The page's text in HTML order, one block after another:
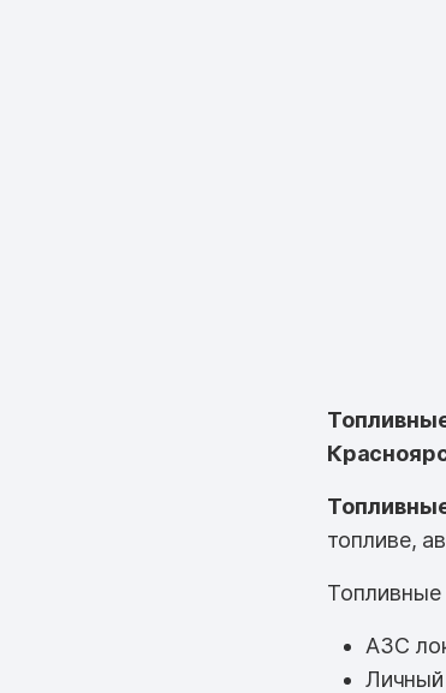
топливе,
АЗС
Личный